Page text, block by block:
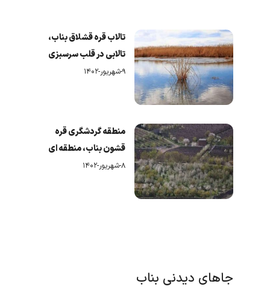
تالاب قره قشلاق بناب،
تالابی در قلب سرسبزی
۹-شهریور-۱۴۰۲
منطقه گردشگری قره
قشون بناب، منطقه ای
وسیع و سرسبز
۸-شهریور-۱۴۰۲
جاهای دیدنی بناب